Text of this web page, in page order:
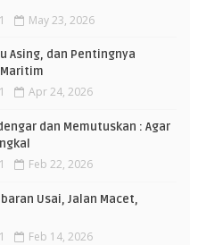
May 23, 2026
Asing, dan Pentingnya
Apr 24, 2026
dan Memutuskan : Agar
Feb 22, 2026
Usai, Jalan Macet,
Feb 14, 2026